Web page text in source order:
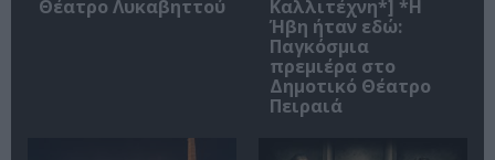
Θέατρο Λυκαβηττού
Καλλιτέχνη*] *Η
Ήβη ήταν εδώ:
Παγκόσμια
πρεμιέρα στο
Δημοτικό Θέατρο
Πειραιά